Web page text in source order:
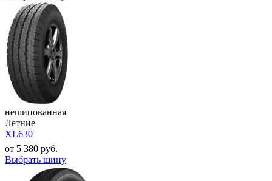
нешипованная
Летние
XL630
от 5 380 руб.
Выбрать шину